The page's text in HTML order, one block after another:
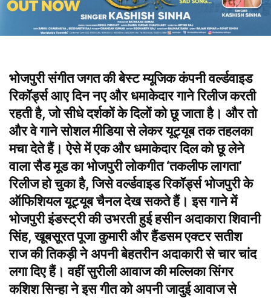
भोजपुरी संगीत जगत की बेस्ट म्यूजिक कंपनी वर्ल्डवाइड
रिकॉर्ड्स आए दिन नए और धमाकेदार गाने रिलीज करती
रहती है, जो सीधे दर्शकों के दिलों को छू जाता है। और तो
और वे गाने सोशल मीडिया से लेकर यूट्यूब तक तहलका
मचा देते हैं। ऐसे में एक और धमाकेदार दिल को छू लेने
वाला सैड मूड का भोजपुरी लोकगीत ‘तकलीफ लागता’
रिलीज हो चुका है, जिसे वर्ल्डवाइड रिकॉर्ड्स भोजपुरी के
ऑफिशियल यूट्यूब चैनल देख सकते हैं। इस गाने में
भोजपुरी इंडस्ट्री की उभरती हुई हसीन अदाकारा शिवानी
सिंह, खूबसूरत पूजा कुमारी और हैंडसम एक्टर सतीश
राज की तिकड़ी ने अपनी बेहतरीन अदाकारी से चार चांद
लगा दिए हैं। वहीं सुरीली आवाज की मल्लिका सिंगर
कशिश सिन्हा ने इस गीत को अपनी जादुई आवाज से